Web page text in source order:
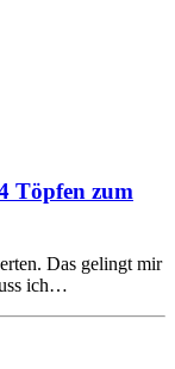
Töpfen zum
Das gelingt mir
ich…